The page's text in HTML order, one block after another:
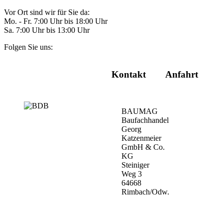
Vor Ort sind wir für Sie da:
Mo. - Fr. 7:00 Uhr bis 18:00 Uhr
Sa. 7:00 Uhr bis 13:00 Uhr
Folgen Sie uns:
Kontakt
BAUMAG
Baufachhandel
Georg
Katzenmeier
GmbH & Co.
KG
Steiniger
Weg 3
64668
Rimbach/Odw.
Anfahrt